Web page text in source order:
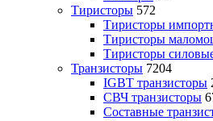
Тиристоры 572
Тиристоры
Тиристоры
Тиристоры
Транзисторы 7204
IGBT транзисторы
СВЧ транзисторы
Составные